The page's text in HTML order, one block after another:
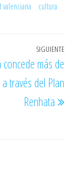
cultura
SIGUIENTE
concede más de
través del Plan
Renhata